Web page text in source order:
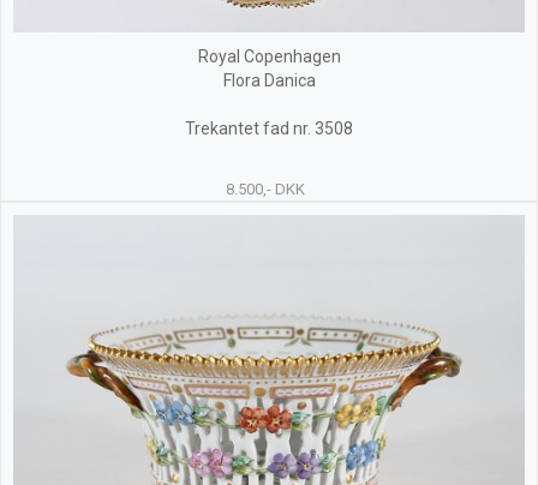
Royal Copenhagen
Flora Danica
Trekantet fad nr. 3508
8.500,- DKK